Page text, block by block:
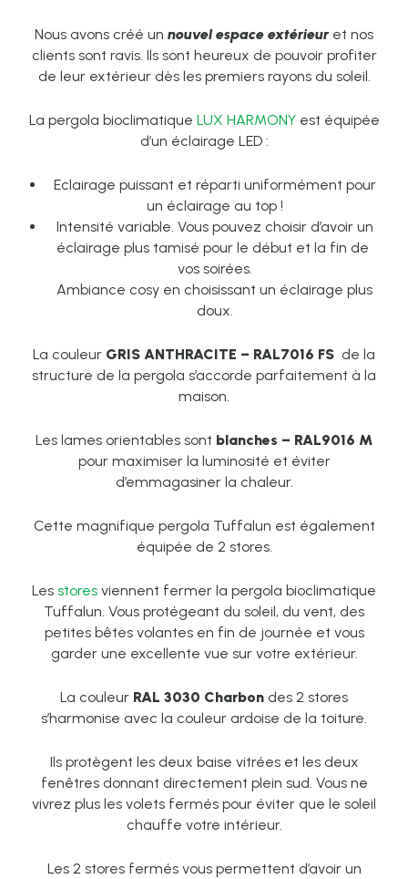
Nous avons créé un nouvel espace extérieur et nos
clients sont ravis. Ils sont heureux de pouvoir profiter
de leur extérieur dès les premiers rayons du soleil.
La pergola bioclimatique LUX HARMONYest équipée
d’un éclairage LED :
Eclairage puissant et réparti uniformément pour
un éclairage au top !
Intensité variable. Vous pouvez choisir d’avoir un
éclairage plus tamisé pour le début et la fin de
vos soirées.
Ambiance cosy en choisissant un éclairage plus
doux.
La couleur GRIS ANTHRACITE – RAL7016 FS de la
structure de la pergola s’accorde parfaitement à la
maison.
Les lames orientables sont blanches – RAL9016 M
pour maximiser la luminosité et éviter
d’emmagasiner la chaleur.
Cette magnifique pergola Tuffalun est également
équipée de 2 stores.
Les stores viennent fermer la pergola bioclimatique
Tuffalun. Vous protégeant du soleil, du vent, des
petites bêtes volantes en fin de journée et vous
garder une excellente vue sur votre extérieur.
La couleur RAL 3030 Charbon des 2 stores
s’harmonise avec la couleur ardoise de la toiture.
Ils protègent les deux baise vitrées et les deux
fenêtres donnant directement plein sud. Vous ne
vivrez plus les volets fermés pour éviter que le soleil
chauffe votre intérieur.
Les 2 stores fermés vous permettent d’avoir un